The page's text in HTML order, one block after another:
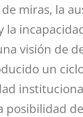
miras, la
la
visión de
un
posibilidad